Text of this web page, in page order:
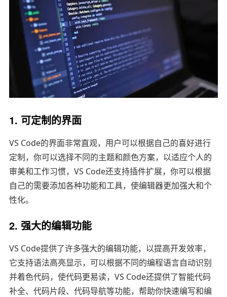
1. 可定制的界面
VS Code的界面非常直观，用户可以根据自己的喜好进行
定制，你可以选择不同的主题和颜色方案，以适应个人的
审美和工作习惯，VS Code还支持插件扩展，你可以根据
自己的需要添加各种功能和工具，使编辑器更加强大和个
性化。
2. 强大的编辑功能
VS Code提供了许多强大的编辑功能，以提高开发效率，
它支持语法高亮显示，可以根据不同的编程语言自动识别
并着色代码，使代码更易读，VS Code还提供了智能代码
补全、代码片段、代码导航等功能，帮助你快速编写和编